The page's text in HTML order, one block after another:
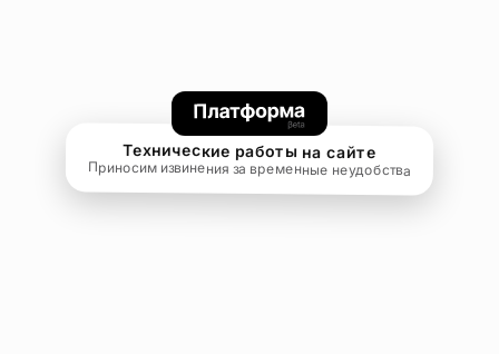
Технические работы на сайте
Приносим извинения за временные неудобства